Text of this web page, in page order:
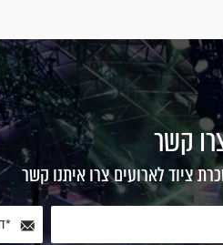
קשר
ציוד לארועים צרו איתנו קשר